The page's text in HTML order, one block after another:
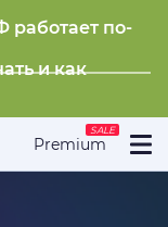
работает по-
и как
Premium
SALE